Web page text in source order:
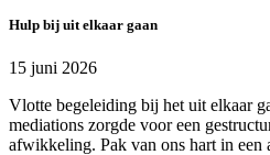
Hulp bij uit elkaar gaan
15 juni 2026
Vlotte begeleiding bij het uit elkaar
mediations zorgde voor een
afwikkeling. Pak van ons hart in een